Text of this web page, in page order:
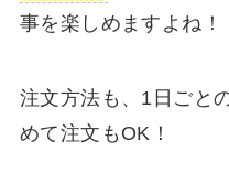
事を楽しめますよね！
注文方法も、1日ごと
めて注文もOK！